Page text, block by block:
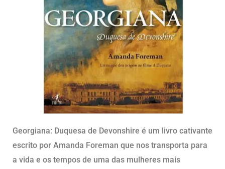
Georgiana: Duquesa de Devonshire é um livro cativante
escrito por Amanda Foreman que nos transporta para
a vida e os tempos de uma das mulheres mais